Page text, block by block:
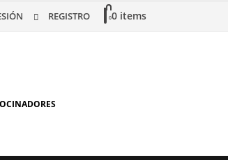
REGISTRO 00 items